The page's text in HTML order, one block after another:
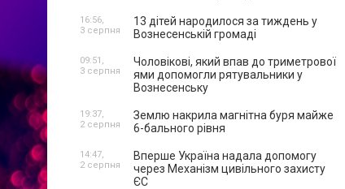
13 дітей народилося за тиждень у
Вознесенській громаді
16:56,
3 серпня
Чоловікові, який впав до триметрової
ями допомогли рятувальники у
Вознесенську
09:51,
3 серпня
Землю накрила магнітна буря майже
6-бального рівня
19:37,
2 серпня
Вперше Україна надала допомогу
через Механізм цивільного захисту
ЄС
14:47,
2 серпня